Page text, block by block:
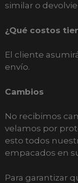
similar o
¿Qué costos
El cliente
envío.
Cambios
No recibimos
velamos por
esto todos
empacados en
Para garantizar